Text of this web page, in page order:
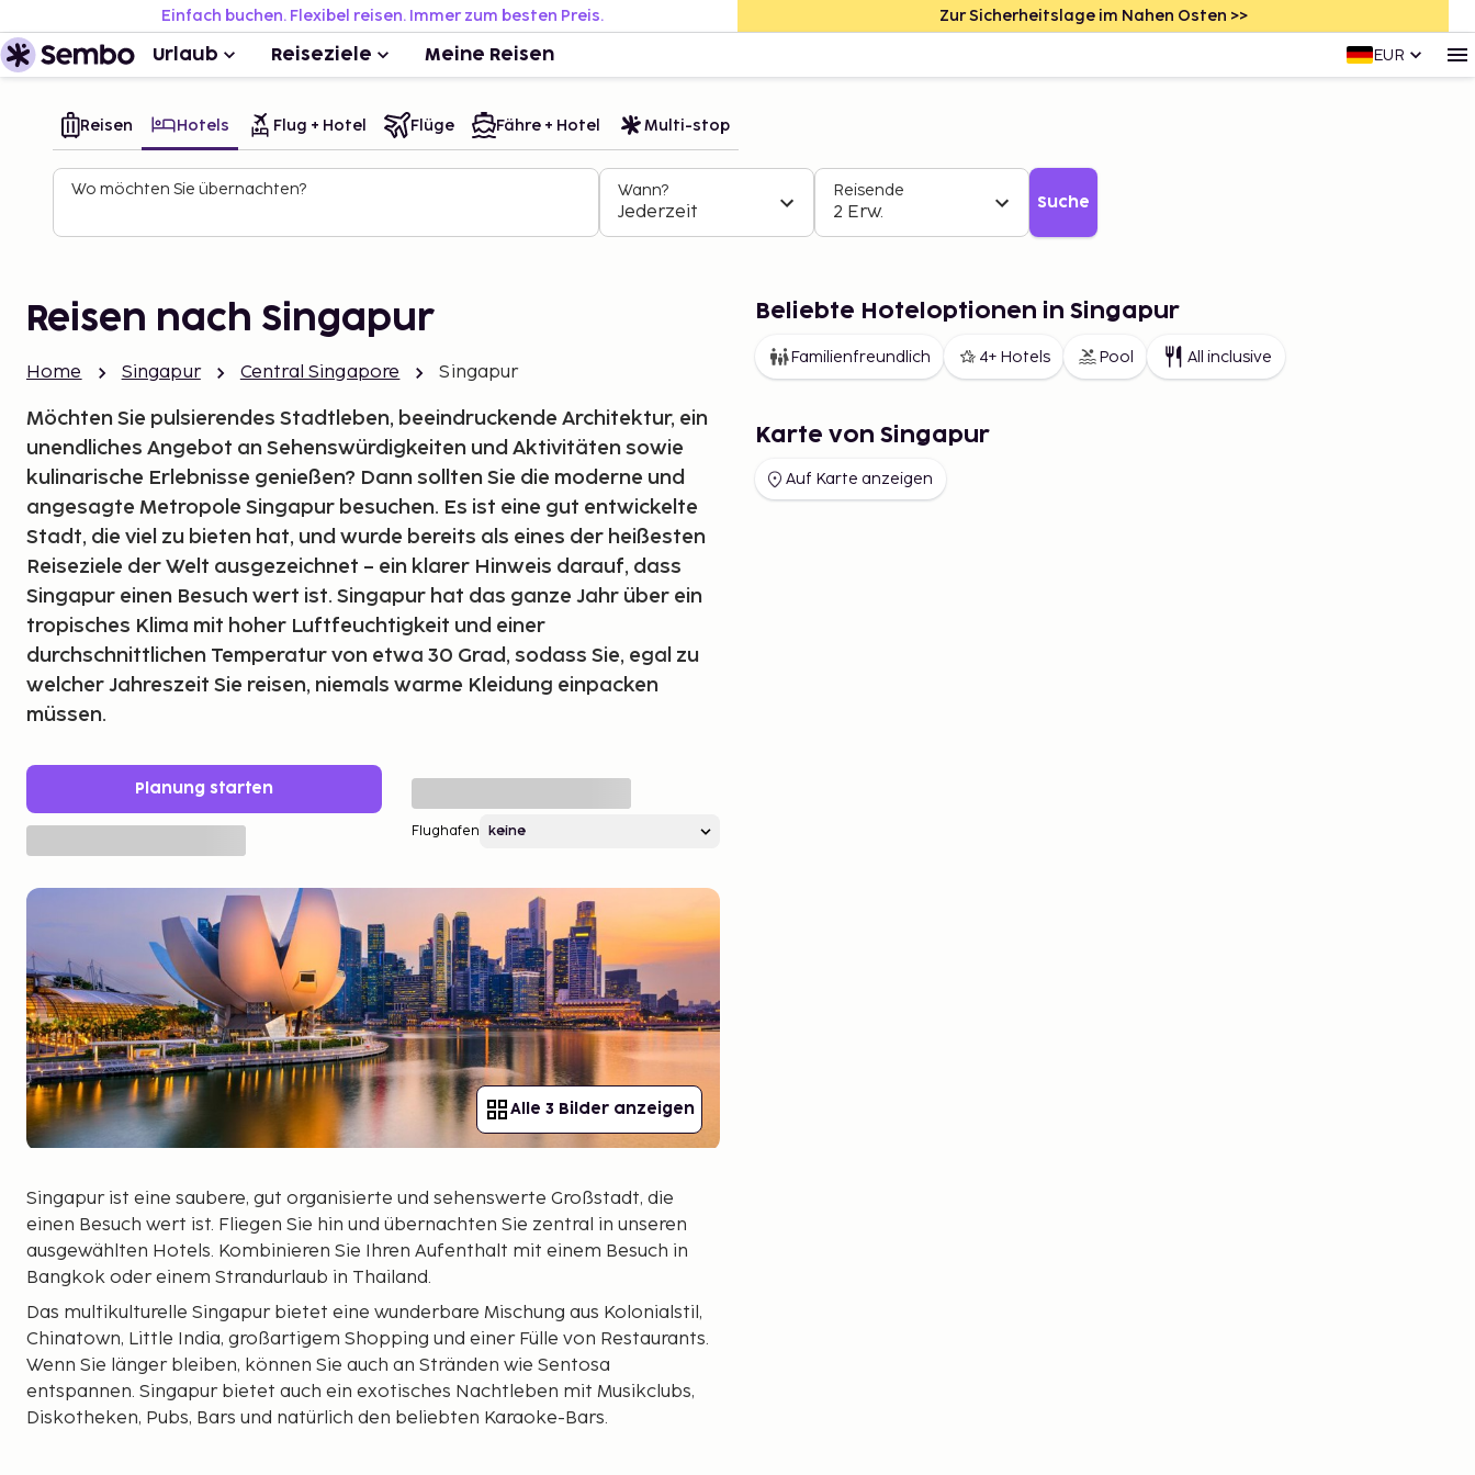
Einfach buchen. Flexibel reisen. Immer zum besten Preis. Zur Sicherheitslage im Nahen Osten >>
Urlaub Reiseziele Meine Reisen EUR
Reisen Hotels Flug + Hotel Flüge Fähre + Hotel Multi-stop
Wo möchten Sie übernachten? Wann?
Jederzeit
Reisende
2 Erw. Suche
Reisen nach Singapur
Home Singapur Central Singapore Singapur
Möchten Sie pulsierendes Stadtleben, beeindruckende Architektur, ein
unendliches Angebot an Sehenswürdigkeiten und Aktivitäten sowie
kulinarische Erlebnisse genießen? Dann sollten Sie die moderne und
angesagte Metropole Singapur besuchen. Es ist eine gut entwickelte
Stadt, die viel zu bieten hat, und wurde bereits als eines der heißesten
Reiseziele der Welt ausgezeichnet – ein klarer Hinweis darauf, dass
Singapur einen Besuch wert ist. Singapur hat das ganze Jahr über ein
tropisches Klima mit hoher Luftfeuchtigkeit und einer
durchschnittlichen Temperatur von etwa 30 Grad, sodass Sie, egal zu
welcher Jahreszeit Sie reisen, niemals warme Kleidung einpacken
müssen.
Planung starten
Flughafen
Alle 3 Bilder anzeigen
Singapur ist eine saubere, gut organisierte und sehenswerte Großstadt, die
einen Besuch wert ist. Fliegen Sie hin und übernachten Sie zentral in unseren
ausgewählten Hotels. Kombinieren Sie Ihren Aufenthalt mit einem Besuch in
Bangkok oder einem Strandurlaub in Thailand.
Das multikulturelle Singapur bietet eine wunderbare Mischung aus Kolonialstil,
Chinatown, Little India, großartigem Shopping und einer Fülle von Restaurants.
Wenn Sie länger bleiben, können Sie auch an Stränden wie Sentosa
entspannen. Singapur bietet auch ein exotisches Nachtleben mit Musikclubs,
Diskotheken, Pubs, Bars und natürlich den beliebten Karaoke-Bars.
Beliebte Hoteloptionen in Singapur
Familienfreundlich 4+ Hotels Pool All inclusive
Karte von Singapur
Auf Karte anzeigen